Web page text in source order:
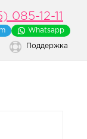
085-12-11
Whatsapp
Поддержка